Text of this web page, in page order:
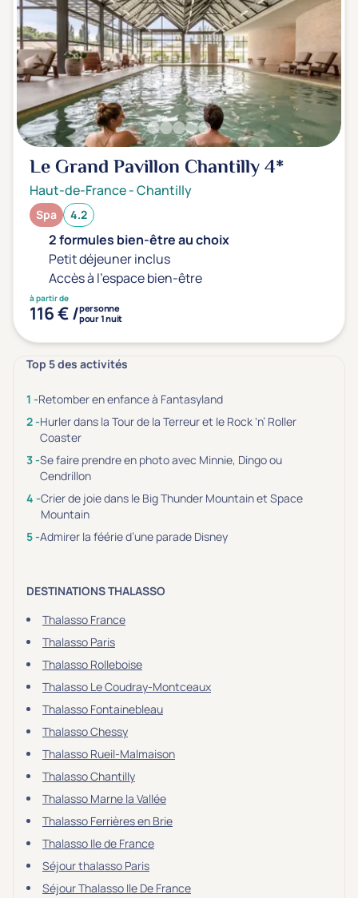
Le Grand Pavillon Chantilly4*
Haut-de-France-Chantilly
Spa 4.2
2 formules bien-être au choix
Petit déjeuner inclus
Accès à l'espace bien-être
à partir de
116 € /personne
pour 1 nuit
Top 5 des activités
Retomber en enfance à Fantasyland
Hurler dans la Tour de la Terreur et le Rock ‘n’ Roller
Coaster
Se faire prendre en photo avec Minnie, Dingo ou
Cendrillon
Crier de joie dans le Big Thunder Mountain et Space
Mountain
Admirer la féérie d’une parade Disney
DESTINATIONS THALASSO
Thalasso France
Thalasso Paris
Thalasso Rolleboise
Thalasso Le Coudray-Montceaux
Thalasso Fontainebleau
Thalasso Chessy
Thalasso Rueil-Malmaison
Thalasso Chantilly
Thalasso Marne la Vallée
Thalasso Ferrières en Brie
Thalasso Ile de France
Séjour thalasso Paris
Séjour Thalasso Ile De France